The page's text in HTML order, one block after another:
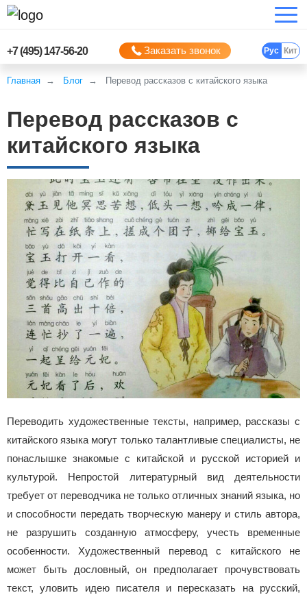
+7 (495) 147-56-20 Заказать звонок Рус Кит
Главная Блог Перевод рассказов с китайского языка
Перевод рассказов с
китайского языка
Переводить художественные тексты, например, рассказы с
китайского языка могут только талантливые специалисты, не
понаслышке знакомые с китайской и русской историей и
культурой. Непростой литературный вид деятельности
требует от переводчика не только отличных знаний языка, но
и способности передать творческую манеру и стиль автора,
не разрушить созданную атмосферу, учесть временные
особенности. Художественный перевод с китайского не
может быть дословный, он предполагает прочувствовать
текст, уловить идею писателя и пересказать на русский,